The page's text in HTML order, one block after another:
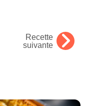
Recette
suivante